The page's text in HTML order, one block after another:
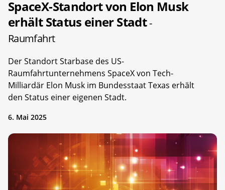
SpaceX-Standort von Elon Musk
erhält Status einer Stadt-
Raumfahrt
Der Standort Starbase des US-
Raumfahrtunternehmens SpaceX von Tech-
Milliardär Elon Musk im Bundesstaat Texas erhält
den Status einer eigenen Stadt.
6. Mai 2025